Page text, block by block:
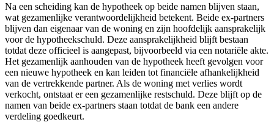
Na een scheiding kan de hypotheek op beide namen blijven staan,
wat gezamenlijke verantwoordelijkheid betekent. Beide ex-partners
blijven dan eigenaar van de woning en zijn hoofdelijk aansprakelijk
voor de hypotheekschuld. Deze aansprakelijkheid blijft bestaan
totdat deze officieel is aangepast, bijvoorbeeld via een notariële akte.
Het gezamenlijk aanhouden van de hypotheek heeft gevolgen voor
een nieuwe hypotheek en kan leiden tot financiële afhankelijkheid
van de vertrekkende partner. Als de woning met verlies wordt
verkocht, ontstaat er een gezamenlijke restschuld. Deze blijft op de
namen van beide ex-partners staan totdat de bank een andere
verdeling goedkeurt.